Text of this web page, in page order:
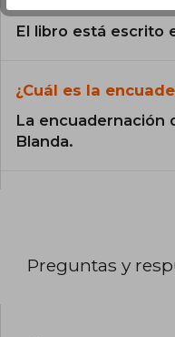
El libro está escrito
¿Cuál es la
La encuadernación
Blanda.
Preguntas y